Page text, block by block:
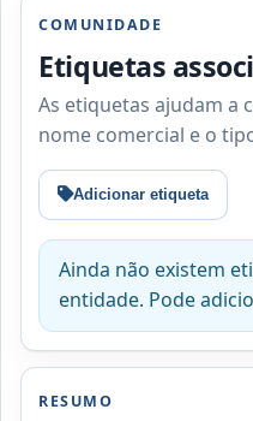
COMUNIDADE
Etiquetas
As etiquetas ajudam a
nome comercial e o
Adicionar etiqueta
Ainda não existem
entidade. Pode
RESUMO